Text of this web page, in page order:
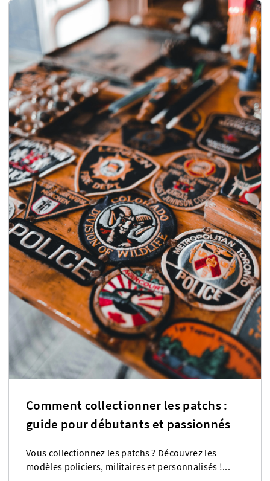
Comment collectionner les patchs :
guide pour débutants et passionnés
Vous collectionnez les patchs ? Découvrez les
modèles policiers, militaires et personnalisés !...